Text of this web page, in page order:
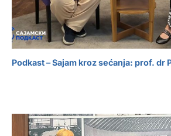
Podkast – Sajam kroz sećanja: prof. dr